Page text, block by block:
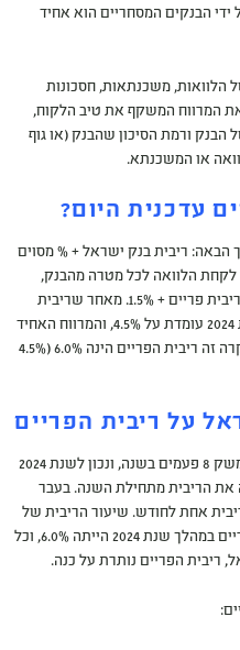
הנקבע על ידי הבנקים המסחריים הוא אחיד
הלוואות, משכנתאות, חסכונות
את המרווח המשקף את טיב הלקוח,
הבנק ורמת הסיכון שהבנק (או גוף
או המשכנתא.
עדכנית היום?
הבאה: ריבית בנק ישראל + % מסוים
לקחת הלוואה לכל מטרה מהבנק,
והבנק מציע לו תנאי מימון המבוססים על ריבית פריים + 1.5%. מאחר שריבית
בנק ישראל בחודשים האחרונים של שנת 2024 עומדת על 4.5%, והמרווח האחיד
שנקבע על ידי הבנקים הוא 1.5%, הרי במקרה זה ריבית הפריים הינה 6.0% (4.5%
על ריבית הפריים
בנק ישראל מפרסם את שיעור הריבית במשק 8 פעמים בשנה, ונכון לשנת 2024
את הריבית מתחילת השנה. בעבר
אחת לחודש. שיעור הריבית של
בנק ישראל עומד על 4.5%, לכן ריבית הפריים במהלך שנת 2024 הייתה 6.0%, וכל
ריבית הפריים נותרת על כנה.